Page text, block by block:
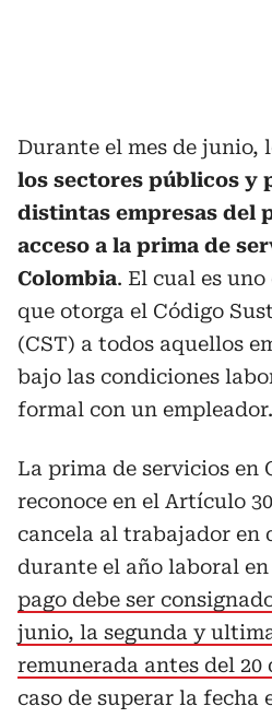
Durante el mes de junio,
los sectores públicos y
distintas empresas del
acceso a la prima de
Colombia. El cual es
que otorga el Código
(CST) a todos aquellos
bajo las condiciones
formal con un empleador.
La prima de servicios en
reconoce en el Artículo
cancela al trabajador en
durante el año laboral en
pago debe ser
junio, la segunda y
remunerada antes del 20
caso de superar la fecha